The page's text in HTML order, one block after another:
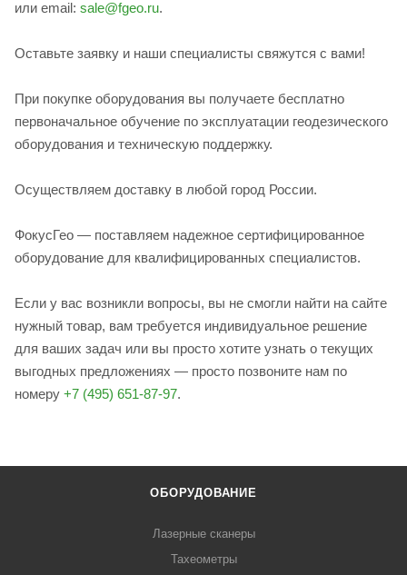
или email: sale@fgeo.ru.
Оставьте заявку и наши специалисты свяжутся с вами!
При покупке оборудования вы получаете бесплатно
первоначальное обучение по эксплуатации геодезического
оборудования и техническую поддержку.
Осуществляем доставку в любой город России.
ФокусГео — поставляем надежное сертифицированное
оборудование для квалифицированных специалистов.
Если у вас возникли вопросы, вы не смогли найти на сайте
нужный товар, вам требуется индивидуальное решение
для ваших задач или вы просто хотите узнать о текущих
выгодных предложениях — просто позвоните нам по
номеру +7 (495) 651-87-97.
ОБОРУДОВАНИЕ
Лазерные сканеры
Тахеометры